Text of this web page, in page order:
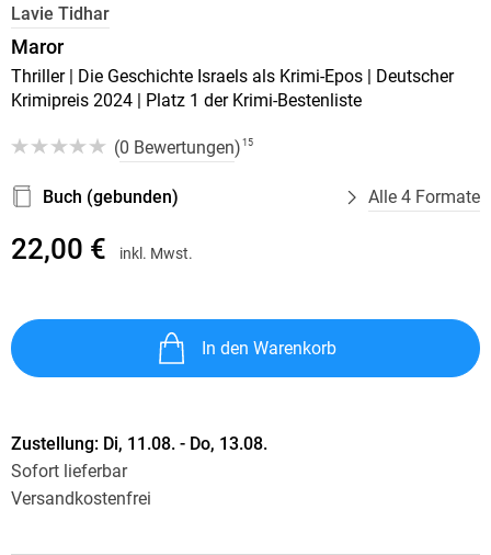
Lavie Tidhar
Maror
Thriller | Die Geschichte Israels als Krimi-Epos | Deutscher
Krimipreis 2024 | Platz 1 der Krimi-Bestenliste
(0 Bewertungen) 15
Buch (gebunden) Alle 4 Formate
22,00 € inkl. Mwst.
In den Warenkorb
Zustellung: Di, 11.08. - Do, 13.08.
Sofort lieferbar
Versandkostenfrei